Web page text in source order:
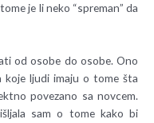
je li neko “spreman” da
od osobe do osobe. Ono
koje ljudi imaju o tome šta
povezano sa novcem.
sam o tome kako bi